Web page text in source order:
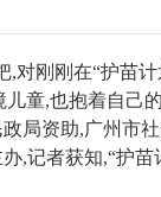
141
,对刚刚在“护苗
童,也抱着自己
局资助,广州市
,记者获知,“护苗